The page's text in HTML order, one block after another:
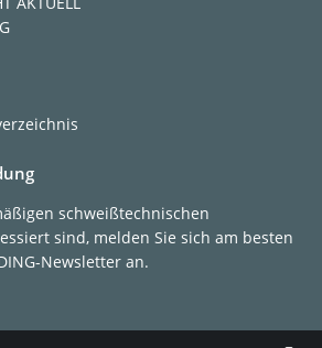
schweißtechnischen
sind, melden Sie sich am besten
Newsletter an.